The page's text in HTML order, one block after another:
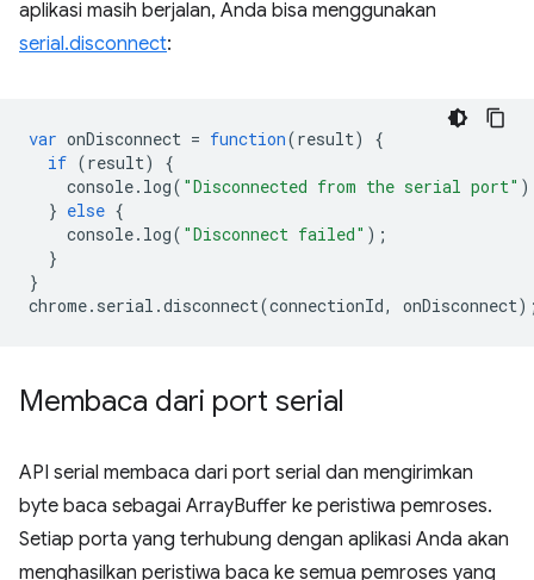
aplikasi masih berjalan, Anda bisa menggunakan
serial.disconnect:
var onDisconnect = function(result)
{
if (result)
{
console. log( "Disconnected from the serial port"
} else {
console. log( "Disconnect failed" );
}
}
chrome. serial .disconnect(connectionId, onDisconnect
Membaca dari port serial
API serial membaca dari port serial dan mengirimkan
byte baca sebagai ArrayBuffer ke peristiwa pemroses.
Setiap porta yang terhubung dengan aplikasi Anda akan
menghasilkan peristiwa baca ke semua pemroses yang